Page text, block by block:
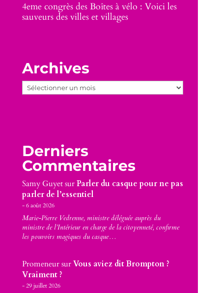
4eme congrès des Boîtes à vélo : Voici les
sauveurs des villes et villages
Archives
Archives
Derniers
Commentaires
Samy GuyetsurParler du casque pour ne pas
parler de l’essentiel
6 août 2026
Marie-Pierre Vedrenne, ministre déléguée auprès du
ministre de l’Intérieur en charge de la citoyenneté, confirme
les pouvoirs magiques du casque…
PromeneursurVous aviez dit Brompton ?
Vraiment ?
29 juillet 2026